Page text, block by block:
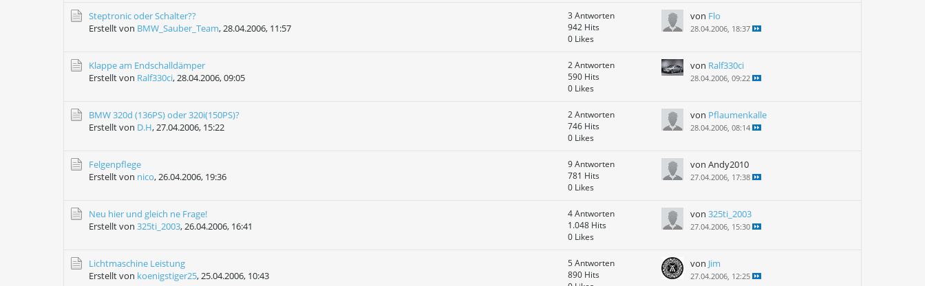
Steptronic oder Schalter??
Erstellt von BMW_Sauber_Team,28.04.2006, 11:57
3 Antworten
942 Hits
0 Likes
von Flo
28.04.2006, 18:37
Klappe am Endschalldämper
Erstellt von Ralf330ci,28.04.2006, 09:05
2 Antworten
590 Hits
0 Likes
von Ralf330ci
28.04.2006, 09:22
BMW 320d (136PS) oder 320i(150PS)?
Erstellt von D.H,27.04.2006, 15:22
2 Antworten
746 Hits
0 Likes
von Pflaumenkalle
28.04.2006, 08:14
Felgenpflege
Erstellt von nico,26.04.2006, 19:36
9 Antworten
781 Hits
0 Likes
von Andy2010
27.04.2006, 17:38
Neu hier und gleich ne Frage!
Erstellt von 325ti_2003,26.04.2006, 16:41
4 Antworten
1.048 Hits
0 Likes
von 325ti_2003
27.04.2006, 15:30
Lichtmaschine Leistung
Erstellt von koenigstiger25,25.04.2006, 10:43
5 Antworten
890 Hits
von Jim
27.04.2006, 12:25